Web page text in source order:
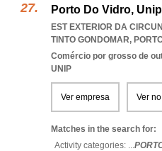
Porto Do Vidro,
EST EXTERIOR DA
TINTO GONDOMAR,
Comércio por grosso de
UNIP
Ver empresa Ver
Matches in the search for:
Activity categories: ...